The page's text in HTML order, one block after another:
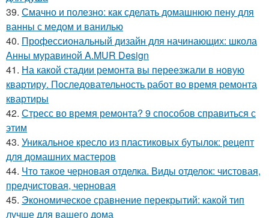
39. Смачно и полезно: как сделать домашнюю пену для
ванны с медом и ванилью
40. Профессиональный дизайн для начинающих: школа
Анны муравиной A.MUR Design
41. На какой стадии ремонта вы переезжали в новую
квартиру. Последовательность работ во время ремонта
квартиры
42. Стресс во время ремонта? 9 способов справиться с
этим
43. Уникальное кресло из пластиковых бутылок: рецепт
для домашних мастеров
44. Что такое черновая отделка. Виды отделок: чистовая,
предчистовая, черновая
45. Экономическое сравнение перекрытий: какой тип
лучше для вашего дома